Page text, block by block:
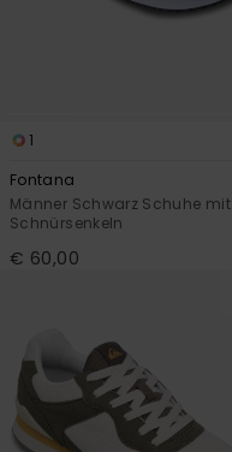
1
Fontana
Männer Schwarz Schuhe mit
Schnürsenkeln
€ 60,00